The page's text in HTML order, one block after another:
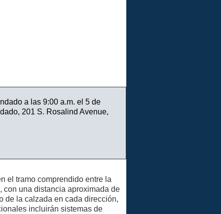
a las 9:00 a.m. el 5 de
201 S. Rosalind Avenue,
el tramo comprendido entre la
con una distancia aproximada de
de la calzada en cada dirección,
incluirán sistemas de